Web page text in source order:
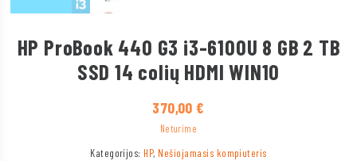
HP ProBook 440 G3 i3-6100U 8 GB 2 TB
SSD 14 colių HDMI WIN10
370,00€
Neturime
Kategorijos: HP, Nešiojamasis kompiuteris